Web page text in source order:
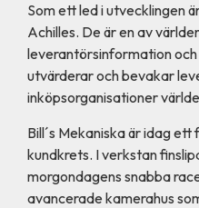
Som ett led i utvecklingen
Achilles. De är en av
leverantörsinformation
utvärderar och bevakar
inköpsorganisationer
Bill´s Mekaniska är idag
kundkrets. I verkstan
morgondagens snabba
avancerade kamerahus